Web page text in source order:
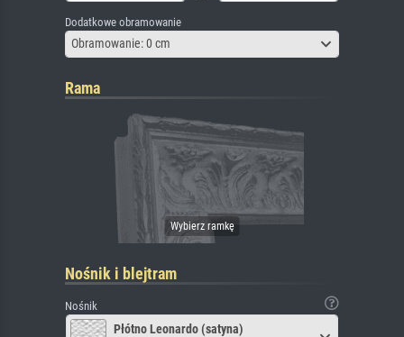
Dodatkowe obramowanie
Obramowanie: 0 cm
Rama
Nośnik i blejtram
Nośnik
Płótno Leonardo (satyna)